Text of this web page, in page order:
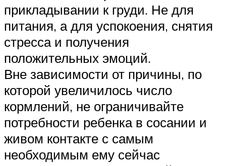
прикладывании к груди. Не для
питания, а для успокоения, снятия
стресса и получения
положительных эмоций.
Вне зависимости от причины, по
которой увеличилось число
кормлений, не ограничивайте
потребности ребенка в сосании и
живом контакте с самым
необходимым ему сейчас